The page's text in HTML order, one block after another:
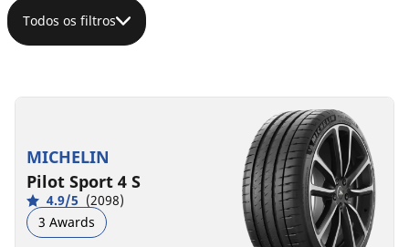
Todos os filtros
MICHELIN
Pilot Sport 4 S
4.9/5 (2098)
3 Awards